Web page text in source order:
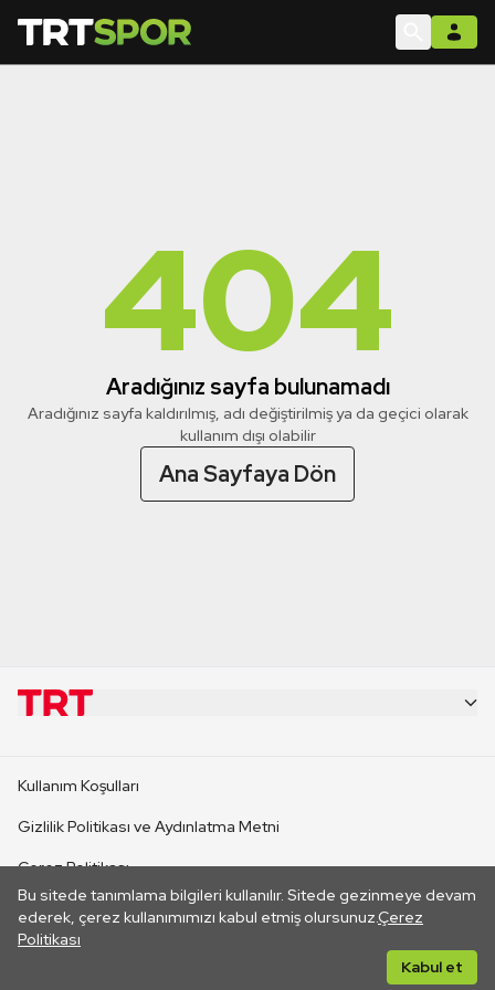
404
Aradığınız sayfa bulunamadı
Aradığınız sayfa kaldırılmış, adı değiştirilmiş ya da geçici olarak
kullanım dışı olabilir
Ana Sayfaya Dön
Bu sitede tanımlama bilgileri kullanılır. Sitede gezinmeye devam
ederek, çerez kullanımımızı kabul etmiş olursunuz.Çerez
Politikası
Kabul et
CANLI YAYINLAR
Kullanım Koşulları
Gizlilik Politikası ve Aydınlatma Metni
Çerez Politikası
İletişim
Her hakkı saklıdır. ©2026 TRT. Bağlantı yoluyla gidilen dış